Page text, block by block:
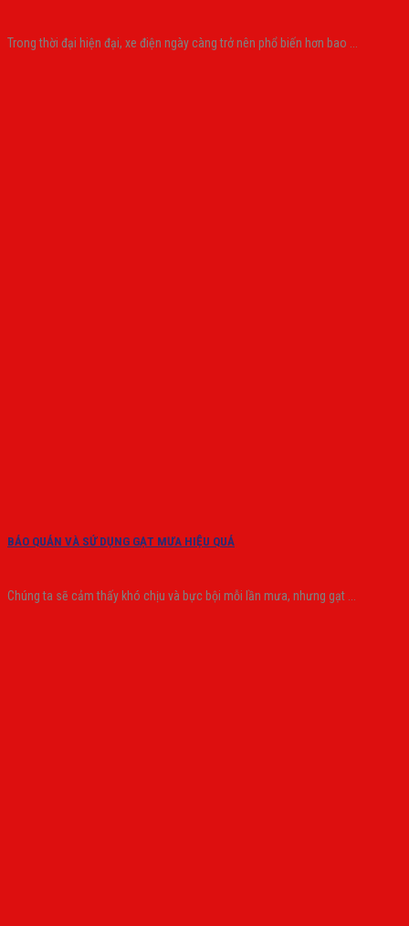
Trong thời đại hiện đại, xe điện ngày càng trở nên phổ biến hơn bao ...
BẢO QUẢN VÀ SỬ DỤNG GẠT MƯA HIỆU QUẢ
Chúng ta sẽ cảm thấy khó chịu và bực bội mỗi lần mưa, nhưng gạt ...